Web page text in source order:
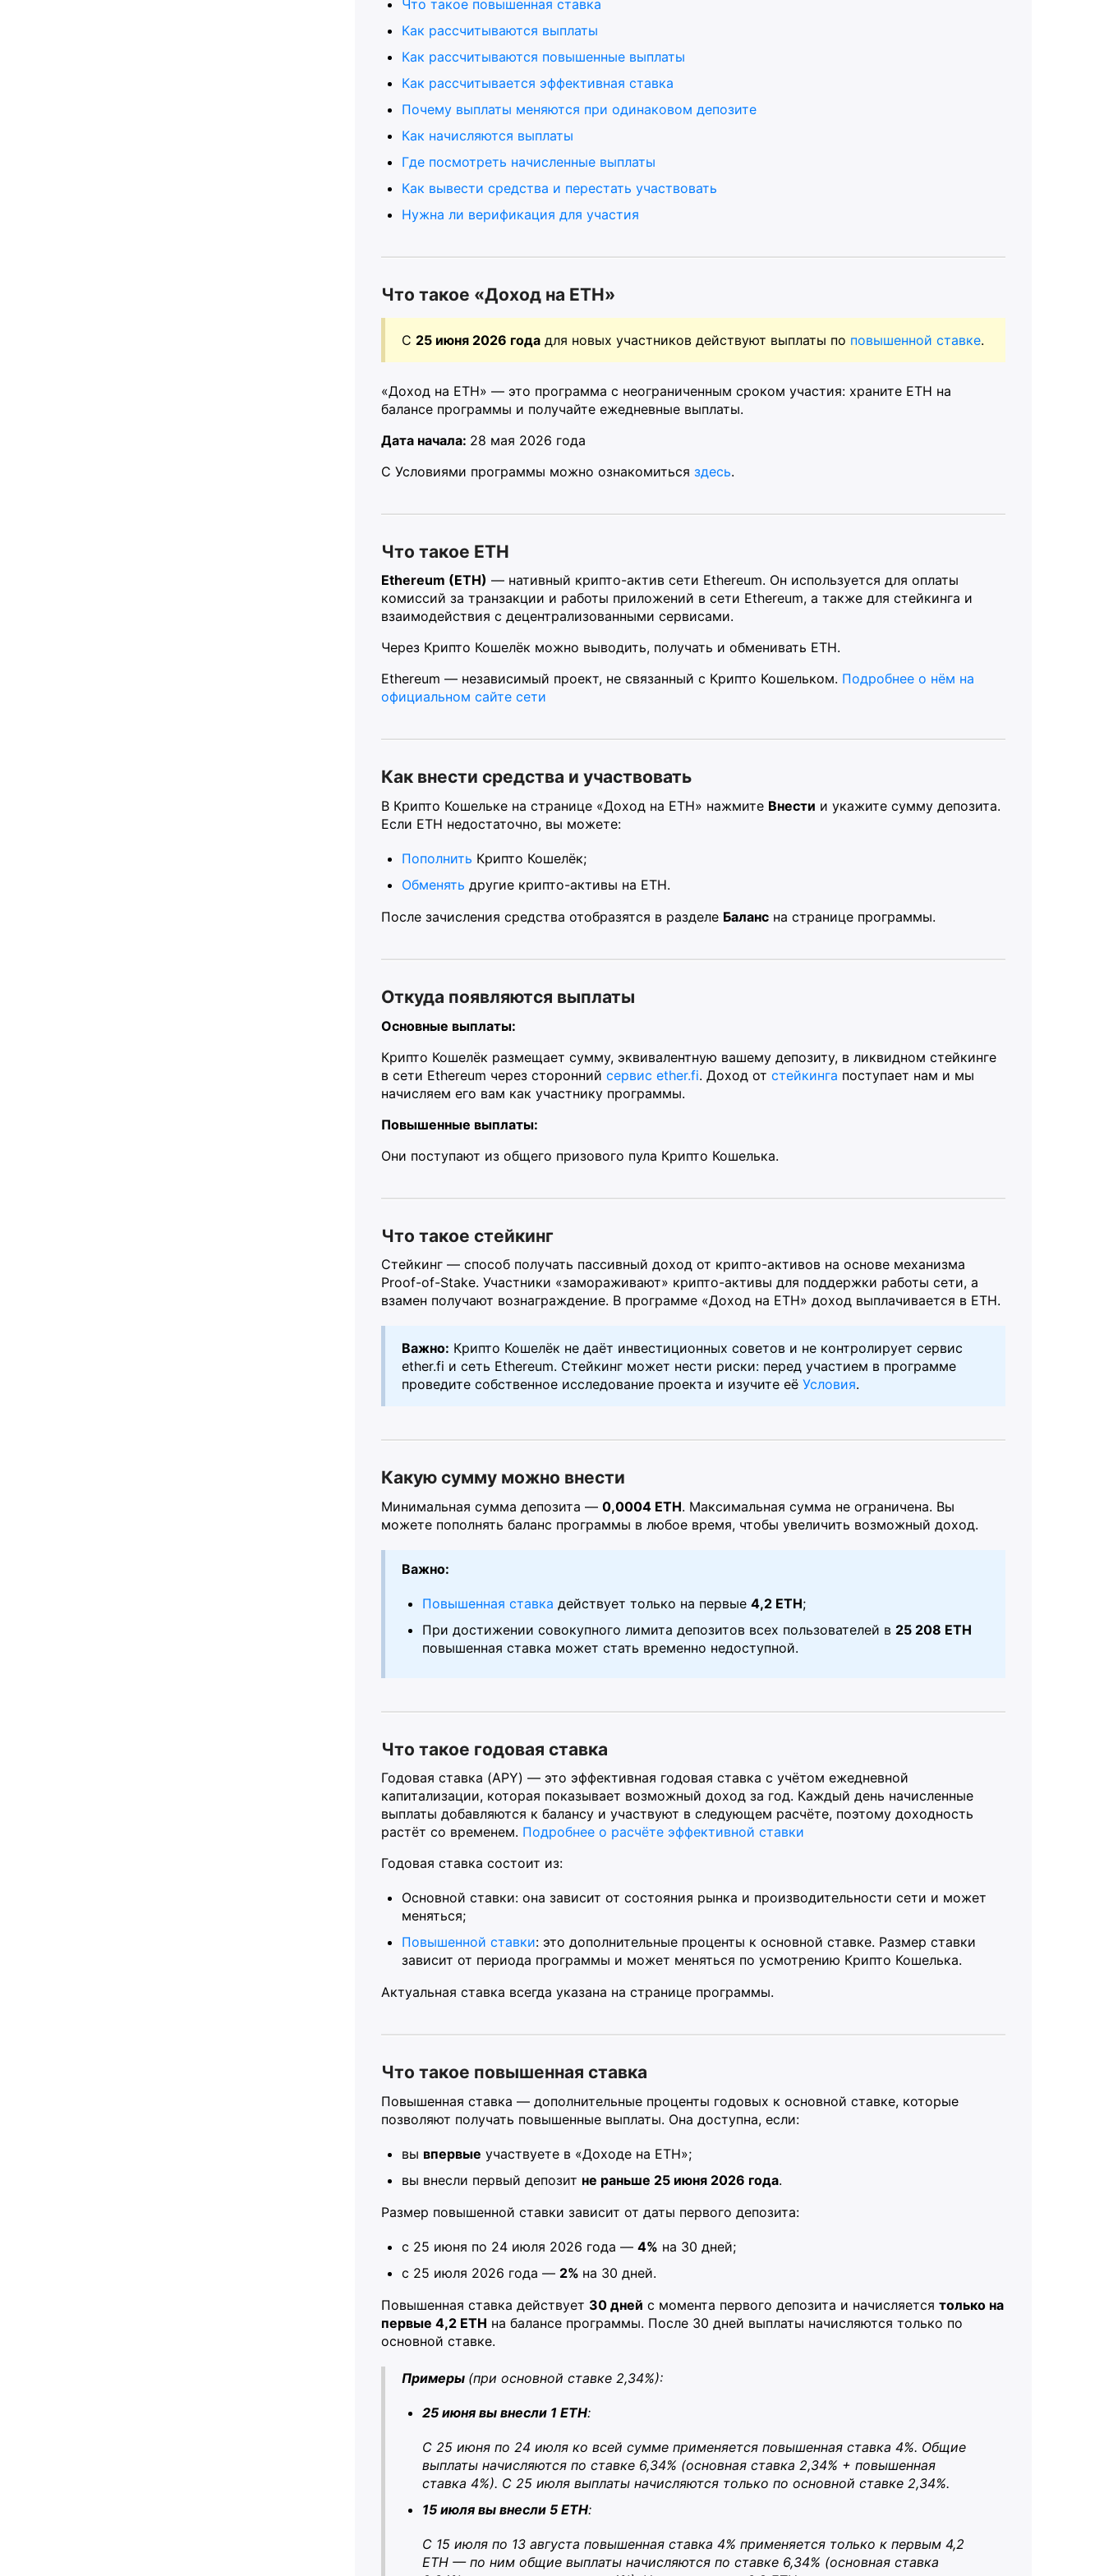
Что такое повышенная ставка
Как рассчитываются выплаты
Как рассчитываются повышенные выплаты
Как рассчитывается эффективная ставка
Почему выплаты меняются при одинаковом депозите
Как начисляются выплаты
Где посмотреть начисленные выплаты
Как вывести средства и перестать участвовать
Нужна ли верификация для участия
Что такое «Доход на ETH»
С 25 июня 2026 года для новых участников действуют выплаты по повышенной ставке.
«Доход на ETH» — это программа с неограниченным сроком участия: храните ETH на
балансе программы и получайте ежедневные выплаты.
Дата начала: 28 мая 2026 года
С Условиями программы можно ознакомиться здесь.
Что такое ETH
Ethereum (ETH) — нативный крипто-актив сети Ethereum. Он используется для оплаты
комиссий за транзакции и работы приложений в сети Ethereum, а также для стейкинга и
взаимодействия с децентрализованными сервисами.
Через Крипто Кошелёк можно выводить, получать и обменивать ETH.
Ethereum — независимый проект, не связанный с Крипто Кошельком. Подробнее о нём на
официальном сайте сети
Как внести средства и участвовать
В Крипто Кошельке на странице «Доход на ETH» нажмите Внести и укажите сумму депозита.
Если ETH недостаточно, вы можете:
Пополнить Крипто Кошелёк;
Обменять другие крипто-активы на ETH.
После зачисления средства отобразятся в разделе Баланс на странице программы.
Откуда появляются выплаты
Основные выплаты:
Крипто Кошелёк размещает сумму, эквивалентную вашему депозиту, в ликвидном стейкинге
в сети Ethereum через сторонний сервис ether.fi. Доход от стейкинга поступает нам и мы
начисляем его вам как участнику программы.
Повышенные выплаты:
Они поступают из общего призового пула Крипто Кошелька.
Что такое стейкинг
Стейкинг — способ получать пассивный доход от крипто-активов на основе механизма
Proof-of-Stake. Участники «замораживают» крипто-активы для поддержки работы сети, а
взамен получают вознаграждение. В программе «Доход на ETH» доход выплачивается в ETH.
Важно: Крипто Кошелёк не даёт инвестиционных советов и не контролирует сервис
ether.fi и сеть Ethereum. Стейкинг может нести риски: перед участием в программе
проведите собственное исследование проекта и изучите её Условия.
Какую сумму можно внести
Минимальная сумма депозита — 0,0004 ETH. Максимальная сумма не ограничена. Вы
можете пополнять баланс программы в любое время, чтобы увеличить возможный доход.
Важно:
Повышенная ставка действует только на первые 4,2 ETH;
При достижении совокупного лимита депозитов всех пользователей в 25 208 ETH
повышенная ставка может стать временно недоступной.
Что такое годовая ставка
Годовая ставка (APY) — это эффективная годовая ставка с учётом ежедневной
капитализации, которая показывает возможный доход за год. Каждый день начисленные
выплаты добавляются к балансу и участвуют в следующем расчёте, поэтому доходность
растёт со временем. Подробнее о расчёте эффективной ставки
Годовая ставка состоит из:
Основной ставки: она зависит от состояния рынка и производительности сети и может
меняться;
Повышенной ставки: это дополнительные проценты к основной ставке. Размер ставки
зависит от периода программы и может меняться по усмотрению Крипто Кошелька.
Актуальная ставка всегда указана на странице программы.
Что такое повышенная ставка
Повышенная ставка — дополнительные проценты годовых к основной ставке, которые
позволяют получать повышенные выплаты. Она доступна, если:
вы впервые участвуете в «Доходе на ETH»;
вы внесли первый депозит не раньше 25 июня 2026 года.
Размер повышенной ставки зависит от даты первого депозита:
с 25 июня по 24 июля 2026 года — 4% на 30 дней;
с 25 июля 2026 года — 2% на 30 дней.
Повышенная ставка действует 30 дней с момента первого депозита и начисляется только на
первые 4,2 ETH на балансе программы. После 30 дней выплаты начисляются только по
основной ставке.
Примеры (при основной ставке 2,34%):
25 июня вы внесли 1 ETH:
С 25 июня по 24 июля ко всей сумме применяется повышенная ставка 4%. Общие
выплаты начисляются по ставке 6,34% (основная ставка 2,34% + повышенная
ставка 4%). С 25 июля выплаты начисляются только по основной ставке 2,34%.
15 июля вы внесли 5 ETH:
С 15 июля по 13 августа повышенная ставка 4% применяется только к первым 4,2
ETH — по ним общие выплаты начисляются по ставке 6,34% (основная ставка